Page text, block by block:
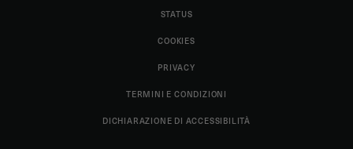
STATUS
COOKIES
PRIVACY
TERMINI E CONDIZIONI
DICHIARAZIONE DI ACCESSIBILITÀ